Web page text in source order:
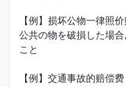
【例】损坏公物一律照
公共の物を破損した場
こと
【例】交通事故的赔偿费